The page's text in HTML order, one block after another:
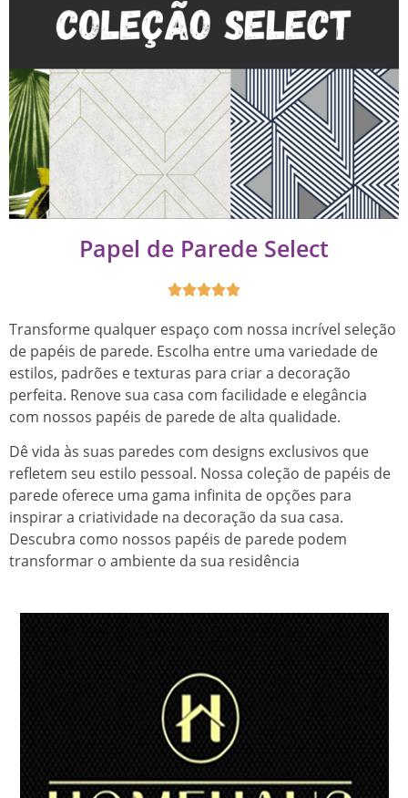
Papel de Parede Select

Transforme qualquer espaço com nossa incrível seleção
de papéis de parede. Escolha entre uma variedade de
estilos, padrões e texturas para criar a decoração
perfeita. Renove sua casa com facilidade e elegância
com nossos papéis de parede de alta qualidade.
Dê vida às suas paredes com designs exclusivos que
refletem seu estilo pessoal. Nossa coleção de papéis de
parede oferece uma gama infinita de opções para
inspirar a criatividade na decoração da sua casa.
Descubra como nossos papéis de parede podem
transformar o ambiente da sua residência